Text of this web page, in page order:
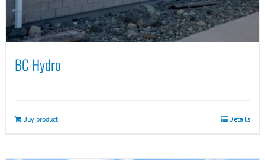
BC Hydro
Buy product Details